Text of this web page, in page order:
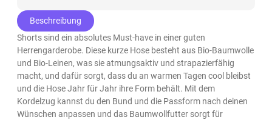
Beschreibung
Shorts sind ein absolutes Must-have in einer guten
Herrengarderobe. Diese kurze Hose besteht aus Bio-Baumwolle
und Bio-Leinen, was sie atmungsaktiv und strapazierfähig
macht, und dafür sorgt, dass du an warmen Tagen cool bleibst
und die Hose Jahr für Jahr ihre Form behält. Mit dem
Kordelzug kannst du den Bund und die Passform nach deinen
Wünschen anpassen und das Baumwollfutter sorgt für